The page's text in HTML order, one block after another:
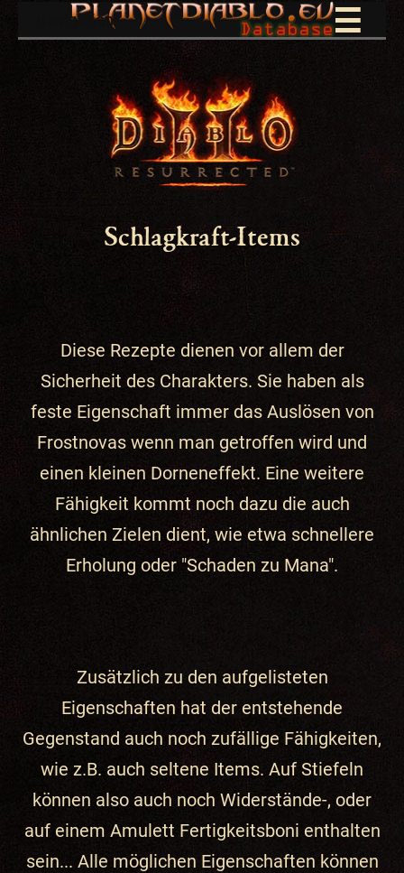
Navigation ☰
Schlagkraft-Items
Diese Rezepte dienen vor allem der
Sicherheit des Charakters. Sie haben als
feste Eigenschaft immer das Auslösen von
Frostnovas wenn man getroffen wird und
einen kleinen Dorneneffekt. Eine weitere
Fähigkeit kommt noch dazu die auch
ähnlichen Zielen dient, wie etwa schnellere
Erholung oder "Schaden zu Mana".
Zusätzlich zu den aufgelisteten
Eigenschaften hat der entstehende
Gegenstand auch noch zufällige Fähigkeiten,
wie z.B. auch seltene Items. Auf Stiefeln
können also auch noch Widerstände-, oder
auf einem Amulett Fertigkeitsboni enthalten
sein... Alle möglichen Eigenschaften können